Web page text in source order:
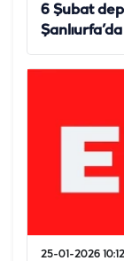
6 Şubat
25-01-2026 10:12